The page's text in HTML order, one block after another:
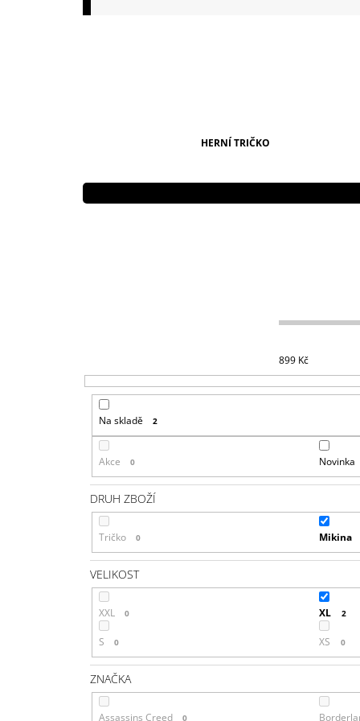
HERNÍ TRIČKO
899 Kč
Na skladě 2
Akce 0 Novinka
DRUH ZBOŽÍ
Tričko 0 Mikina
VELIKOST
XXL 0 XL 2
S 0 XS 0
ZNAČKA
Assassins Creed 0